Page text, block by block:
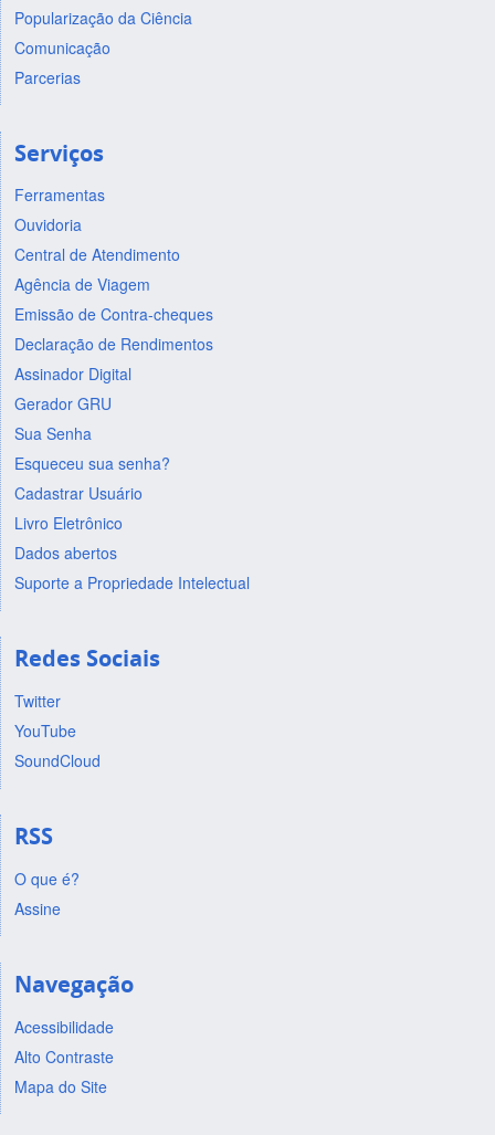
Popularização da Ciência
Comunicação
Parcerias
Serviços
Ferramentas
Ouvidoria
Central de Atendimento
Agência de Viagem
Emissão de Contra-cheques
Declaração de Rendimentos
Assinador Digital
Gerador GRU
Sua Senha
Esqueceu sua senha?
Cadastrar Usuário
Livro Eletrônico
Dados abertos
Suporte a Propriedade Intelectual
Redes Sociais
Twitter
YouTube
SoundCloud
RSS
O que é?
Assine
Navegação
Acessibilidade
Alto Contraste
Mapa do Site